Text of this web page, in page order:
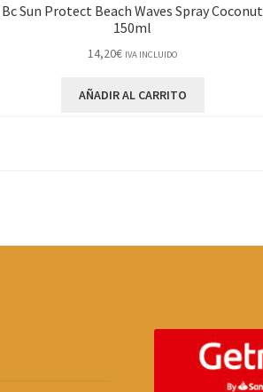
Bc Sun Protect Beach Waves Spray Coconut
150ml
14,20€ IVA INCLUIDO
AÑADIR AL CARRITO